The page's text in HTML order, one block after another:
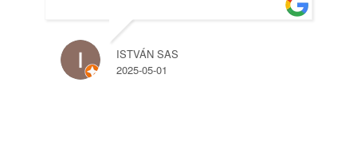
ISTVÁN SAS
2025-05-01